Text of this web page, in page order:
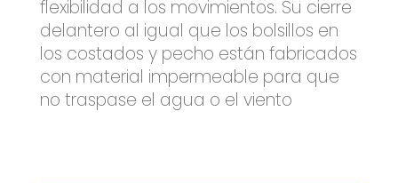
flexibilidad a los movimientos. Su cierre
delantero al igual que los bolsillos en
los costados y pecho están fabricados
con material impermeable para que
no traspase el agua o el viento